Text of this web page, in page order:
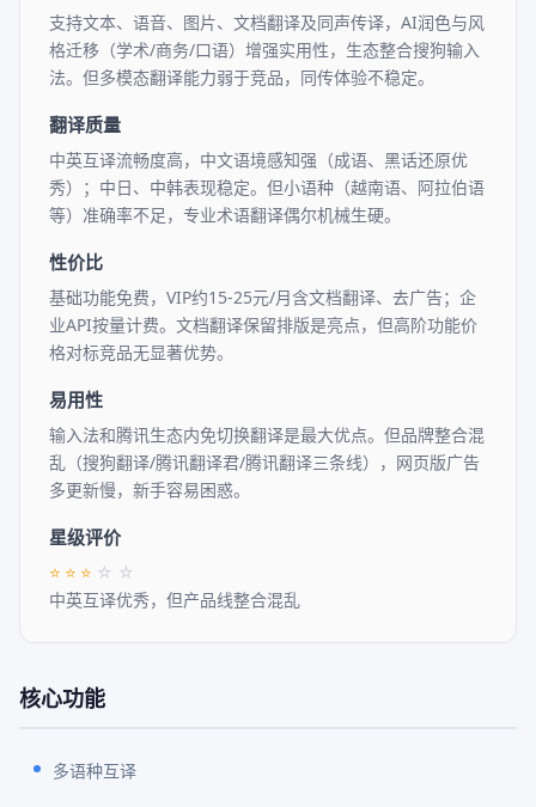
支持文本、语音、图片、文档翻译及同声传译，AI润色与风
格迁移（学术/商务/口语）增强实用性，生态整合搜狗输入
法。但多模态翻译能力弱于竞品，同传体验不稳定。
翻译质量
中英互译流畅度高，中文语境感知强（成语、黑话还原优
秀）；中日、中韩表现稳定。但小语种（越南语、阿拉伯语
等）准确率不足，专业术语翻译偶尔机械生硬。
性价比
基础功能免费，VIP约15-25元/月含文档翻译、去广告；企
业API按量计费。文档翻译保留排版是亮点，但高阶功能价
格对标竞品无显著优势。
易用性
输入法和腾讯生态内免切换翻译是最大优点。但品牌整合混
乱（搜狗翻译/腾讯翻译君/腾讯翻译三条线），网页版广告
多更新慢，新手容易困惑。
星级评价
⭐ ⭐ ⭐ ☆ ☆
中英互译优秀，但产品线整合混乱
核心功能
多语种互译